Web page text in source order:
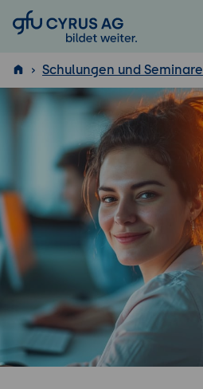
GFU Cyrus AG
ISTQB
Schulungen und Seminare